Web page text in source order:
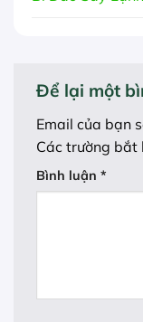
Để lại một
Email của bạn
Các trường bắt
Bình luận *